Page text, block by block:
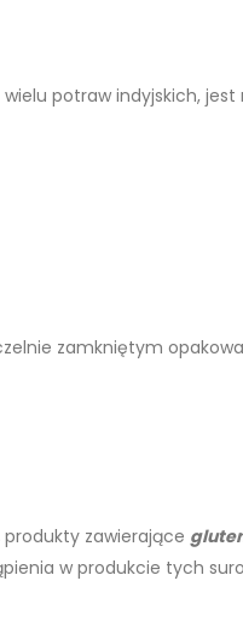
potraw indyjskich, jest
zamkniętym
produkty zawierające
w produkcie tych